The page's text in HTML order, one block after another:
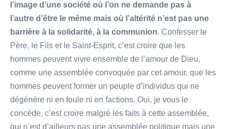
l’image d’une société où l’on ne demande pas à
l’autre d’être le même mais où l’altérité n’est pas une
barrière à la solidarité, à la communion. Confesser le
Père, le Fils et le Saint-Esprit, c’est croire que les
hommes peuvent vivre ensemble de l’amour de Dieu,
comme une assemblée convoquée par cet amour, que les
hommes peuvent former un peuple d’individus qui ne
dégénère ni en foule ni en factions. Oui, je vous le
concède, c’est croire malgré les faits à cette assemblée,
qui n’est d’ailleurs pas une assemblée politique mais une